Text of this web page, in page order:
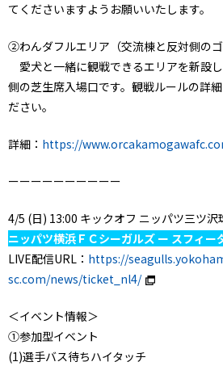
てくださいますようお願いいたします。
②わんダフルエリア（交流棟と反対側のゴ
愛犬と一緒に観戦できるエリアを新設
側の芝生席入場口です。観戦ルールの詳
ださい。
詳細： https://
ーーーーーーーーーー
4/5 (日) 13:00 キックオフ ニッパツ三ツ沢
ニッパツ横浜ＦＣシーガルズ ー スフィー
LIVE配信URL： https://
sc.com/news/ticket_nl4/
＜イベント情報＞
①参加型イベント
(1)選手バス待ちハイタッチ